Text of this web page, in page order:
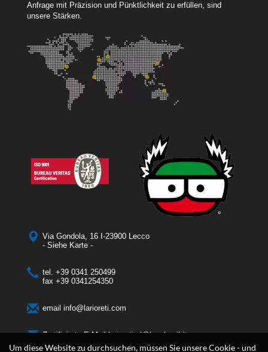
Anfrage mit Präzision und Pünktlichkeit zu erfüllen, sind
unsere Stärken.
Via Gondola, 16 I-23900 Lecco
- Siehe Karte -
tel. +39 0341 250499
fax +39 0341254350
email info@larioreti.com
Zertifizierte E-Mail​​​​​​​larioretisrl@legalmail.it
Um diese Website zu durchsuchen, müssen Sie unsere Cookie - und